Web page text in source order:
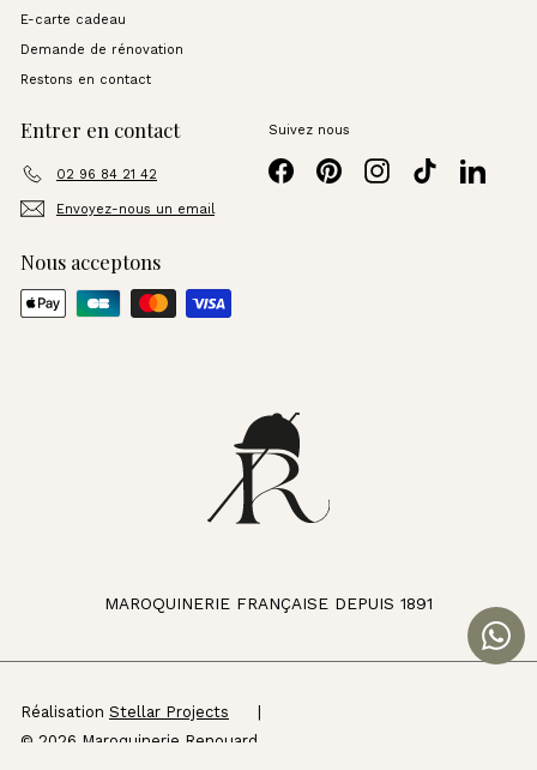
E-carte cadeau
Demande de rénovation
Restons en contact
Entrer en contact
02 96 84 21 42
Envoyez-nous un email
Suivez nous
FacebookPinterestInstagramTikTok
Nous acceptons
MAROQUINERIE FRANÇAISE DEPUIS 1891
Réalisation Stellar Projects
© 2026 Maroquinerie Renouard